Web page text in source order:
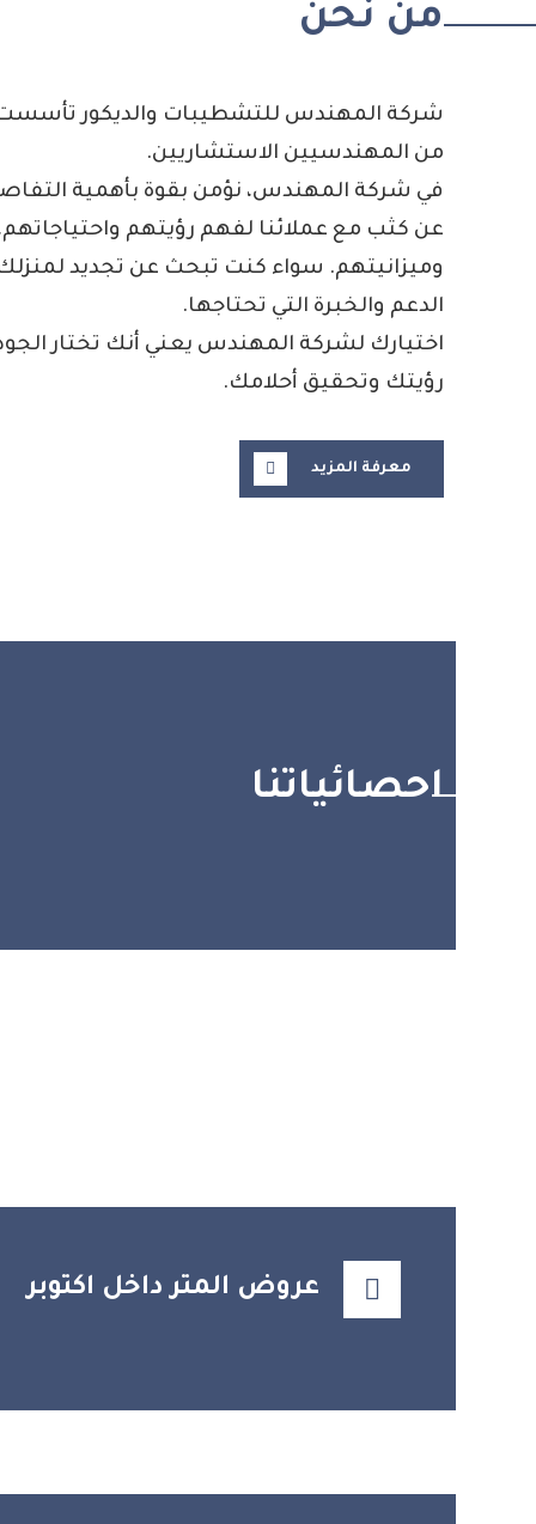
من نحن
شركة المهندس للتشطيبات والديكور
من المهندسيين الاستشاريين.
في شركة المهندس، نؤمن بقوة بأهمية
عن كثب مع عملائنا لفهم رؤيتهم
وميزانيتهم. سواء كنت تبحث عن تجديد
الدعم والخبرة التي تحتاجها.
اختيارك لشركة المهندس يعني أنك تختار
رؤيتك وتحقيق أحلامك.
معرفة المزيد
احصائياتنا
عروض المتر داخل اكتوبر